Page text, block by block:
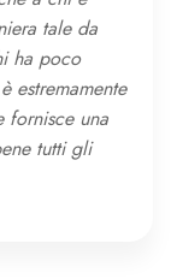
tale da
ha poco
estremamente
fornisce una
tutti gli